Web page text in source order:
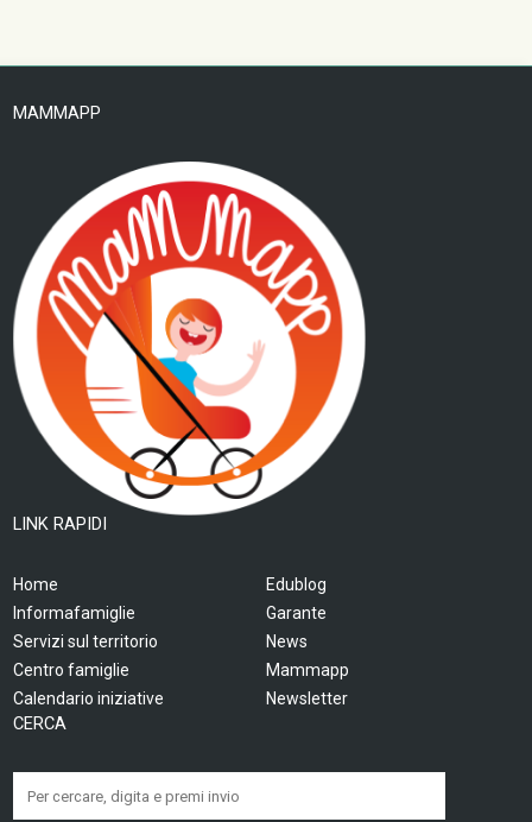
MAMMAPP
LINK RAPIDI
Home
Informafamiglie
Servizi sul territorio
Centro famiglie
Calendario iniziative
Edublog
Garante
News
Mammapp
Newsletter
CERCA